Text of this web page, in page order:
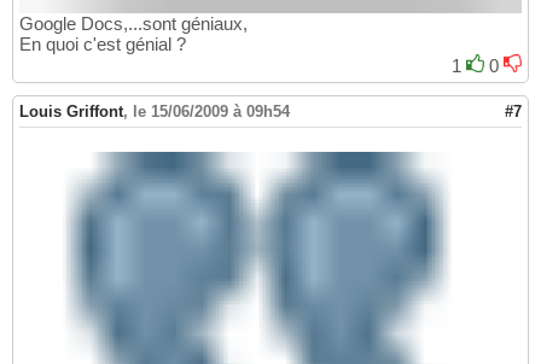
Google Docs,...sont géniaux,
En quoi c'est génial ?
1
0
Louis Griffont, le 15/06/2009 à 09h54 #7